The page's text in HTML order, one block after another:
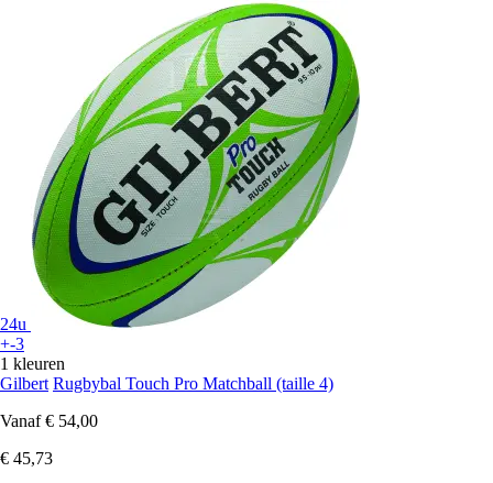
24u
+-3
1 kleuren
Gilbert Rugbybal Touch Pro Matchball (taille 4)
Vanaf € 54,00
€ 45,73